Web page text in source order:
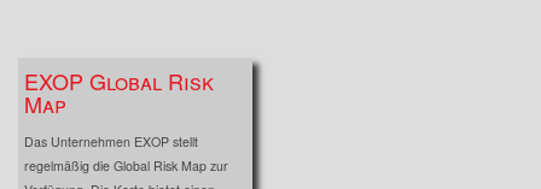
EXOP Global Risk
Map
Das Unternehmen EXOP stellt
regelmäßig die Global Risk Map zur